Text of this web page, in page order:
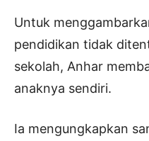
Untuk
pendidikan tidak
sekolah, Anhar
anaknya sendiri.
Ia mengungkapkan